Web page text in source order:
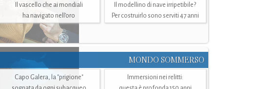
Il vascello che ai mondiali
ha navigato nell’oro
Il modellino di nave irripetibile?
Per costruirlo sono serviti 47 anni
MONDO SOMMERSO
Capo Galera, la "prigione"
Immersioni nei relitti: